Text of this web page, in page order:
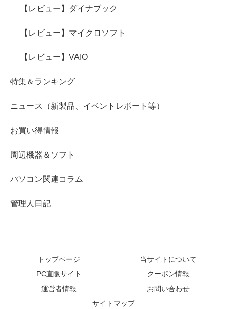
【レビュー】ダイナブック
【レビュー】マイクロソフト
【レビュー】VAIO
特集＆ランキング
ニュース（新製品、イベントレポート等）
お買い得情報
周辺機器＆ソフト
パソコン関連コラム
管理人日記
トップページ
当サイトについて
PC直販サイト
クーポン情報
運営者情報
お問い合わせ
サイトマップ